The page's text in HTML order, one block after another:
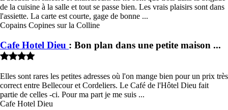
de la cuisine à la salle et tout se passe bien. Les vrais plaisirs sont dans
l'assiette. La carte est courte, gage de bonne ...
Copains Copines sur la Colline
Cafe Hotel Dieu : Bon plan dans une petite maison ...
Elles sont rares les petites adresses où l'on mange bien pour un prix très
correct entre Bellecour et Cordeliers. Le Café de l'Hôtel Dieu fait
partie de celles -ci. Pour ma part je me suis ...
Cafe Hotel Dieu